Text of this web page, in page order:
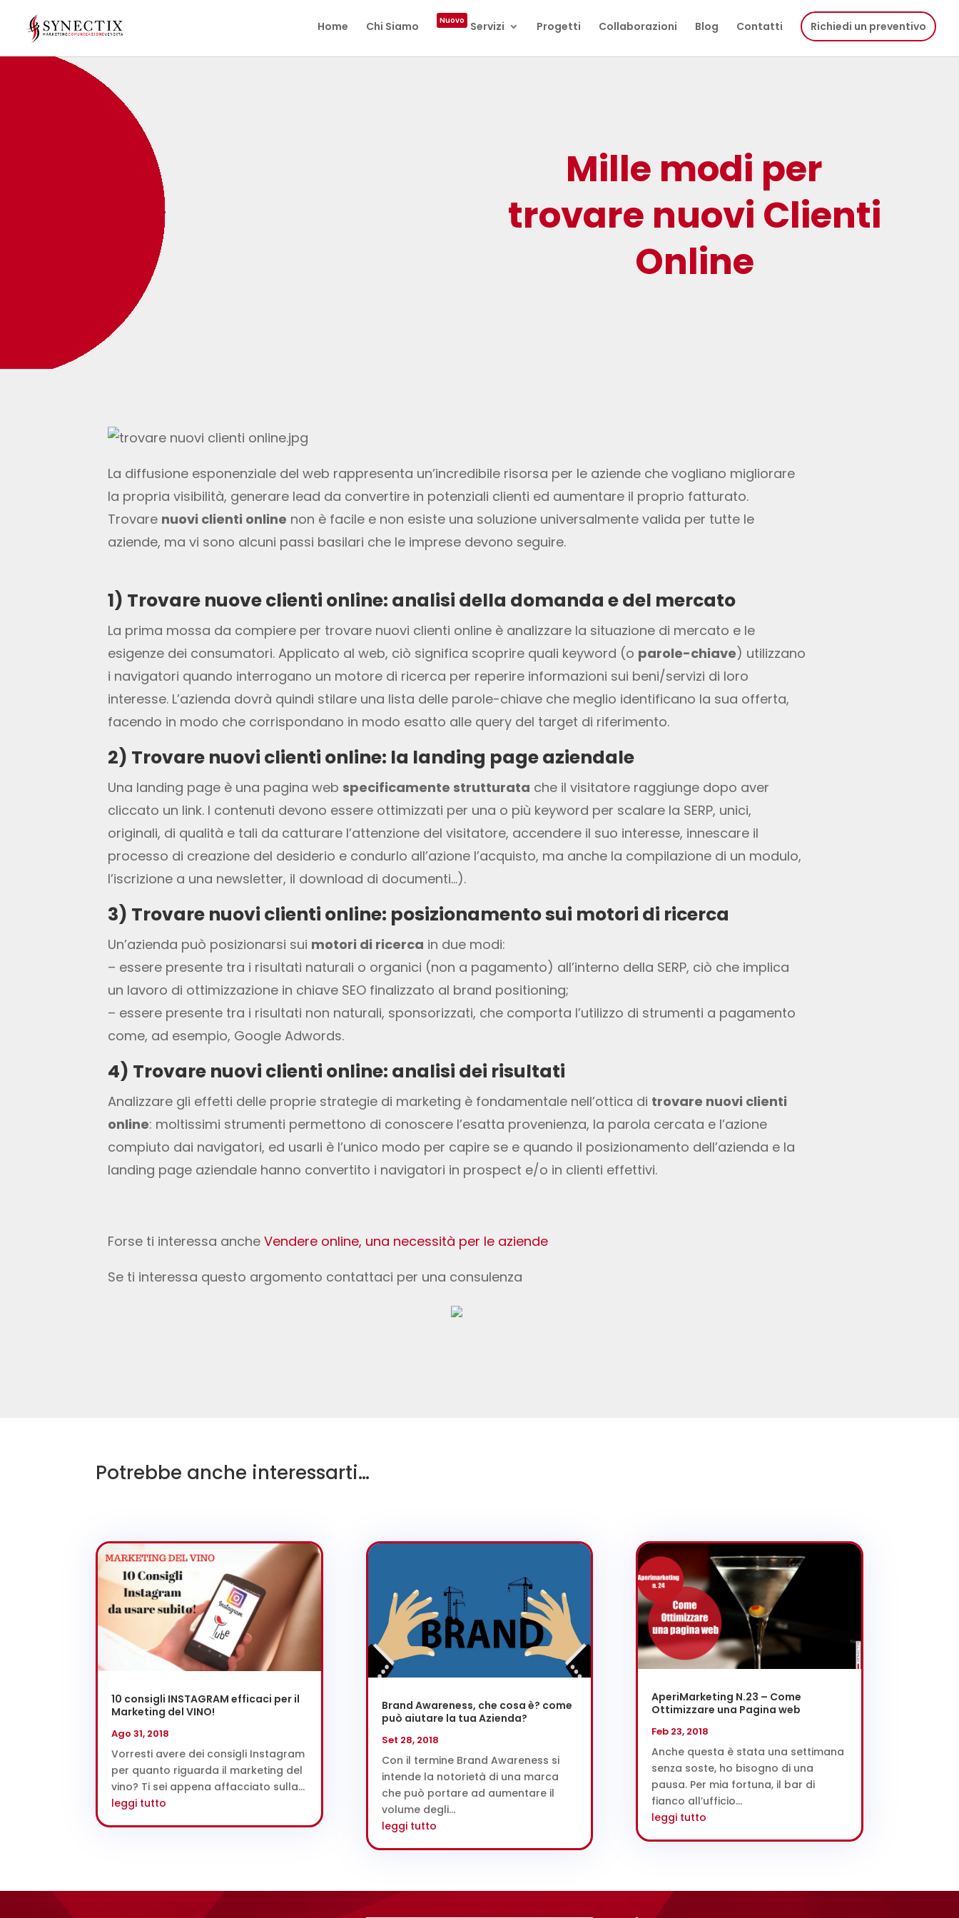
Home Chi Siamo Nuovo Servizi Progetti Collaborazioni Blog Contatti Richiedi un preventivo
Mille modi per
trovare nuovi Clienti
Online
La diffusione esponenziale del web rappresenta un’incredibile risorsa per le aziende che vogliano migliorare
la propria visibilità, generare lead da convertire in potenziali clienti ed aumentare il proprio fatturato.
Trovare nuovi clienti online non è facile e non esiste una soluzione universalmente valida per tutte le
aziende, ma vi sono alcuni passi basilari che le imprese devono seguire.
1) Trovare nuove clienti online: analisi della domanda e del mercato
La prima mossa da compiere per trovare nuovi clienti online è analizzare la situazione di mercato e le
esigenze dei consumatori. Applicato al web, ciò significa scoprire quali keyword (o parole-chiave) utilizzano
i navigatori quando interrogano un motore di ricerca per reperire informazioni sui beni/servizi di loro
interesse. L’azienda dovrà quindi stilare una lista delle parole-chiave che meglio identificano la sua offerta,
facendo in modo che corrispondano in modo esatto alle query del target di riferimento.
2) Trovare nuovi clienti online: la landing page aziendale
Una landing page è una pagina web specificamente strutturata che il visitatore raggiunge dopo aver
cliccato un link. I contenuti devono essere ottimizzati per una o più keyword per scalare la SERP, unici,
originali, di qualità e tali da catturare l’attenzione del visitatore, accendere il suo interesse, innescare il
processo di creazione del desiderio e condurlo all’azione l’acquisto, ma anche la compilazione di un modulo,
l’iscrizione a una newsletter, il download di documenti…).
3) Trovare nuovi clienti online: posizionamento sui motori di ricerca
Un’azienda può posizionarsi sui motori di ricerca in due modi:
– essere presente tra i risultati naturali o organici (non a pagamento) all’interno della SERP, ciò che implica
un lavoro di ottimizzazione in chiave SEO finalizzato al brand positioning;
– essere presente tra i risultati non naturali, sponsorizzati, che comporta l’utilizzo di strumenti a pagamento
come, ad esempio, Google Adwords.
4) Trovare nuovi clienti online: analisi dei risultati
Analizzare gli effetti delle proprie strategie di marketing è fondamentale nell’ottica di trovare nuovi clienti
online: moltissimi strumenti permettono di conoscere l’esatta provenienza, la parola cercata e l’azione
compiuto dai navigatori, ed usarli è l’unico modo per capire se e quando il posizionamento dell’azienda e la
landing page aziendale hanno convertito i navigatori in prospect e/o in clienti effettivi.
Forse ti interessa anche Vendere online, una necessità per le aziende
Se ti interessa questo argomento contattaci per una consulenza
Potrebbe anche interessarti…
10 consigli INSTAGRAM efficaci per il
Marketing del VINO!
Ago 31, 2018
Vorresti avere dei consigli Instagram
per quanto riguarda il marketing del
vino? Ti sei appena affacciato sulla...
leggi tutto
Brand Awareness, che cosa è? come
può aiutare la tua Azienda?
Set 28, 2018
Con il termine Brand Awareness si
intende la notorietà di una marca
che può portare ad aumentare il
volume degli...
leggi tutto
AperiMarketing N.23 – Come
Ottimizzare una Pagina web
Feb 23, 2018
Anche questa è stata una settimana
senza soste, ho bisogno di una
pausa. Per mia fortuna, il bar di
fianco all’ufficio...
leggi tutto